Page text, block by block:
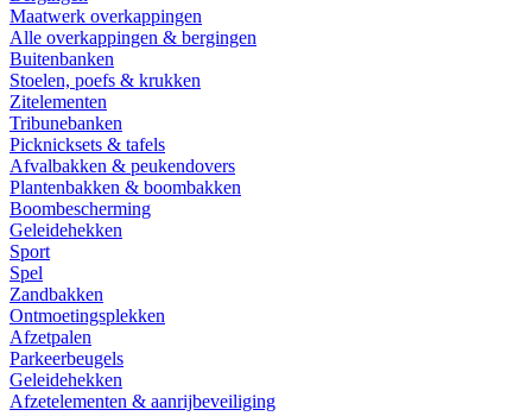
Maatwerk overkappingen
Alle overkappingen & bergingen
Buitenbanken
Stoelen, poefs & krukken
Zitelementen
Tribunebanken
Picknicksets & tafels
Afvalbakken & peukendovers
Plantenbakken & boombakken
Boombescherming
Geleidehekken
Sport
Spel
Zandbakken
Ontmoetingsplekken
Afzetpalen
Parkeerbeugels
Geleidehekken
Afzetelementen & aanrijbeveiliging